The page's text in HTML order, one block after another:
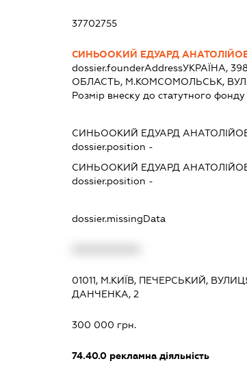
37702755
СИНЬООКИЙ ЕДУАРД
dossier.founderAddressУКРАЇНА,
ОБЛАСТЬ, М.КОМСОМОЛЬСЬК, ВУЛ.
Розмір внеску до статутного
СИНЬООКИЙ ЕДУАРД
dossier.position -
СИНЬООКИЙ ЕДУАРД
dossier.position -
dossier.missingData
01011, М.КИЇВ, ПЕЧЕРСЬКИЙ,
ДАНЧЕНКА, 2
300 000 грн.
74.40.0 рекламна діяльність